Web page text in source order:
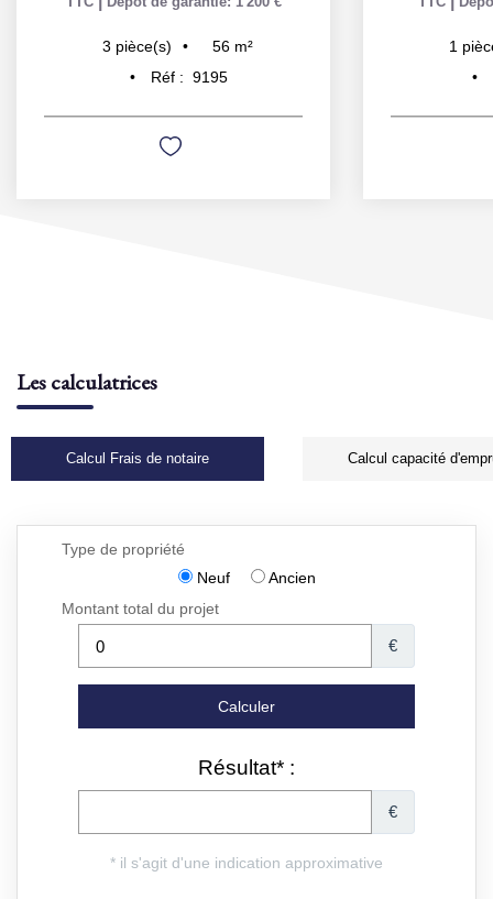
1 pièce(s) 37 m²
Réf : 10051
2
Les calculatrices
Calcul Frais de notaire Calcul capacité